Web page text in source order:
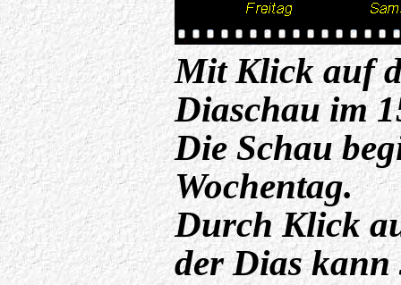
Mit Klick auf
Diaschau im
Die Schau
Wochentag.
Durch Klick
der Dias kann